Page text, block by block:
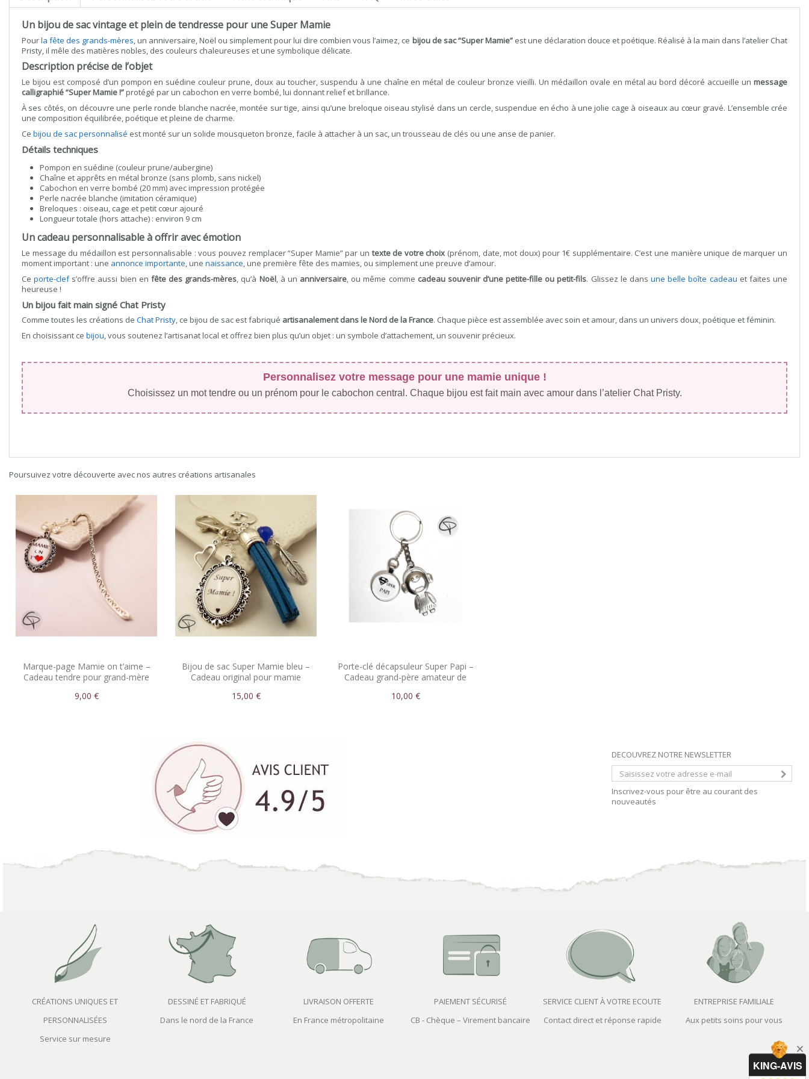
Un bijou de sac vintage et plein de tendresse pour une Super Mamie
Pourla fête des grands-mères, un anniversaire, Noël ou simplement pour lui dire combien vous l’aimez, ce bijou de sac “Super Mamie”est une déclaration douce et poétique. Réalisé à la main dans l’atelier Chat
Pristy, il mêle des matières nobles, des couleurs chaleureuses et une symbolique délicate.
Description précise de l’objet
Le bijou est composé d’un pompon en suédine couleur prune, doux au toucher, suspendu à une chaîne en métal de couleur bronze vieilli. Un médaillon ovale en métal au bord décoré accueille un message
calligraphié “Super Mamie !”protégé par un cabochon en verre bombé, lui donnant relief et brillance.
À ses côtés, on découvre une perle ronde blanche nacrée, montée sur tige, ainsi qu’une breloque oiseau stylisé dans un cercle, suspendue en écho à une jolie cage à oiseaux au cœur gravé. L’ensemble crée
une composition équilibrée, poétique et pleine de charme.
Ce bijou de sac personnalisé est monté sur un solide mousqueton bronze, facile à attacher à un sac, un trousseau de clés ou une anse de panier.
Détails techniques
Pompon en suédine (couleur prune/aubergine)
Chaîne et apprêts en métal bronze (sans plomb, sans nickel)
Cabochon en verre bombé (20 mm) avec impression protégée
Perle nacrée blanche (imitation céramique)
Breloques : oiseau, cage et petit cœur ajouré
Longueur totale (hors attache) : environ 9 cm
Un cadeau personnalisable à offrir avec émotion
Le message du médaillon est personnalisable : vous pouvez remplacer “Super Mamie” par un texte de votre choix (prénom, date, mot doux) pour 1€ supplémentaire. C’est une manière unique de marquer un
moment important : une annonce importante, une naissance, une première fête des mamies, ou simplement une preuve d’amour.
Ceporte-clefs’offre aussi bien en fête des grands-mères, qu’à Noël, à un anniversaire, ou même comme cadeau souvenir d’une petite-fille ou petit-fils. Glissez le dansune belle boîte cadeau et faites une
heureuse !
Un bijou fait main signé Chat Pristy
Comme toutes les créations de Chat Pristy, ce bijou de sac est fabriqué artisanalement dans le Nord de la France. Chaque pièce est assemblée avec soin et amour, dans un univers doux, poétique et féminin.
En choisissant ce bijou, vous soutenez l’artisanat local et offrez bien plus qu’un objet : un symbole d’attachement, un souvenir précieux.
Personnalisez votre message pour une mamie unique !
Choisissez un mot tendre ou un prénom pour le cabochon central. Chaque bijou est fait main avec amour dans l’atelier Chat Pristy.
Poursuivez votre découverte avec nos autres créations artisanales
Marque-page Mamie on t’aime –
Cadeau tendre pour grand-mère
9,00 €
Bijou de sac Super Mamie bleu –
Cadeau original pour mamie
15,00 €
Porte-clé décapsuleur Super Papi –
Cadeau grand-père amateur de
10,00 €
DECOUVREZ NOTRE NEWSLETTER
Inscrivez-vous pour être au courant des
nouveautés
CRÉATIONS UNIQUES ET
PERSONNALISÉES
Service sur mesure
DESSINÉ ET FABRIQUÉ
Dans le nord de la France
LIVRAISON OFFERTE
En France métropolitaine
PAIEMENT SÉCURISÉ
CB - Chèque – Virement bancaire
SERVICE CLIENT À VOTRE ECOUTE
Contact direct et réponse rapide
ENTREPRISE FAMILIALE
Aux petits soins pour vous
KING-AVIS